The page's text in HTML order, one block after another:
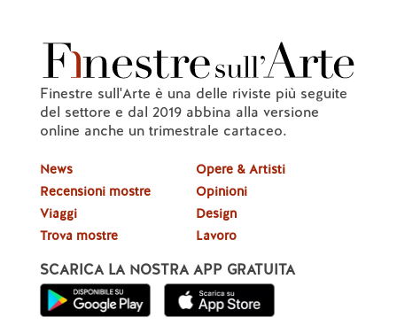
Finestre sull'Arte è una delle riviste più seguite
del settore e dal 2019 abbina alla versione
online anche un trimestrale cartaceo.
News
Recensioni mostre
Viaggi
Trova mostre
Opere & Artisti
Opinioni
Design
Lavoro
SCARICA LA NOSTRA APP GRATUITA